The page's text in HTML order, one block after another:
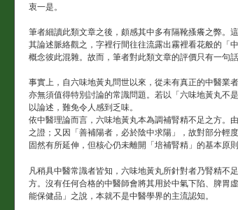
衷一是。
筆者細讀此類文章之後，頗感其中多有隔靴搔癢之弊。
其論述脈絡觀之，字裡行間往往流露出霧裡看花般的「
概念彼此混雜。故而，筆者對此類文章的評價只有一句話
事實上，自六味地黃丸問世以來，從未有真正的中醫業
亦無須值得特別討論的常識問題。若以「六味地黃丸不
以論述，難免令人感到乏味。
依中醫理論而言，六味地黃丸本為調補腎精不足之方。
之證；又因「善補陽者，必於陰中求陽」，故對部分輕
固然有所延伸，但核心仍未離開「培補腎精」的基本原則
凡稍具中醫常識者皆知，六味地黃丸所針對者乃腎精不
方。沒有任何合格的中醫師會將其用於中氣下陷、脾胃
能保健品」之說，本就不是中醫學界的主流認知。